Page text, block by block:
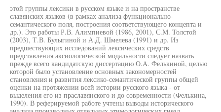
этой группы лексики в русском языке и на пространстве
славянских языков (в рамках анализа функционально-
семантического поля, построения соответствующего концепта и
др.). Это работы Р.В. Алимпиевой (1986, 2001), С.М. Толстой
(2003), Т.В. Булыгиной и А.Д. Шмелева (1991) и др. Из
предшествующих исследований лексических средств
представления аксиологической модальности следует назвать
прежде всего кандидатскую диссертацию O.A. Фелькиной, целью
которой было установление основных закономерностей
становления и развития лексико-семантической группы общей
оценки на протяжении всей истории русского языка - от
выделения его из праславянского и до современности (Фелькина,
1990). В реферируемой работе учтены выводы исторического